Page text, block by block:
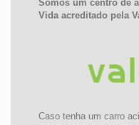
Somos um centro de
Vida acreditado pela
Caso tenha um carro